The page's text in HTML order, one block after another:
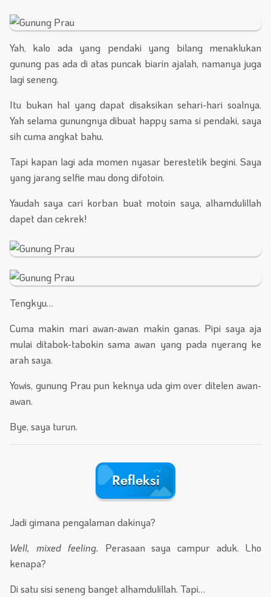
Yah, kalo ada yang pendaki yang bilang menaklukan
gunung pas ada di atas puncak biarin ajalah, namanya juga
lagi seneng.
Itu bukan hal yang dapat disaksikan sehari-hari soalnya.
Yah selama gunungnya dibuat happy sama si pendaki, saya
sih cuma angkat bahu.
Tapi kapan lagi ada momen nyasar berestetik begini. Saya
yang jarang selfie mau dong difotoin.
Yaudah saya cari korban buat motoin saya, alhamdulillah
dapet dan cekrek!
Tengkyu…
Cuma makin mari awan-awan makin ganas. Pipi saya aja
mulai ditabok-tabokin sama awan yang pada nyerang ke
arah saya.
Yowis, gunung Prau pun keknya uda gim over ditelen awan-
awan.
Bye, saya turun.
Refleksi
Jadi gimana pengalaman dakinya?
Well, mixed feeling. Perasaan saya campur aduk. Lho
kenapa?
Di satu sisi seneng banget alhamdulillah. Tapi…